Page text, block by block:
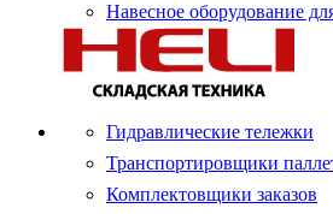
Навесное оборудование
Гидравлические тележки
Транспортировщики
Комплектовщики заказов